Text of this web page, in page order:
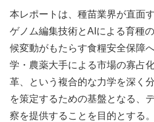
本レポートは、種苗業界が直面
ゲノム編集技術とAIによる育種
候変動がもたらす食糧安全保障
学・農薬大手による市場の寡占
革、という複合的な力学を深く
を策定するための基盤となる、
察を提供することを目的とする。